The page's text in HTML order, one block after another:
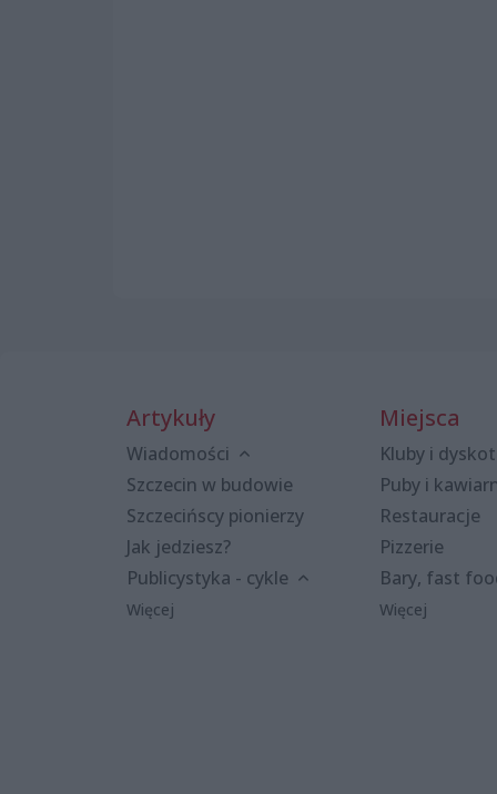
Artykuły
Wiadomości
Szczecin w budowie
Szczecińscy pionierzy
Jak jedziesz?
Publicystyka - cykle
Więcej
Miejsca
Kluby i
Puby i
Restauracje
Pizzerie
Bary, fast
Więcej